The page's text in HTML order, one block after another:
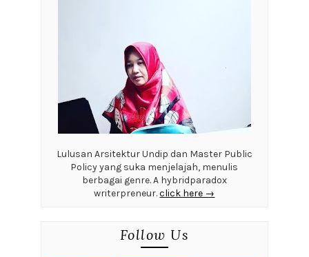
Lulusan Arsitektur Undip dan Master Public
Policy yang suka menjelajah, menulis
berbagai genre. A hybridparadox
writerpreneur.click here →
Follow Us